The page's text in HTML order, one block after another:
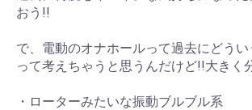
おう!!
で、電動のオナホールって過去にどう
って考えちゃうと思うんだけど!!大きく
・ローターみたいな振動ブルブル系